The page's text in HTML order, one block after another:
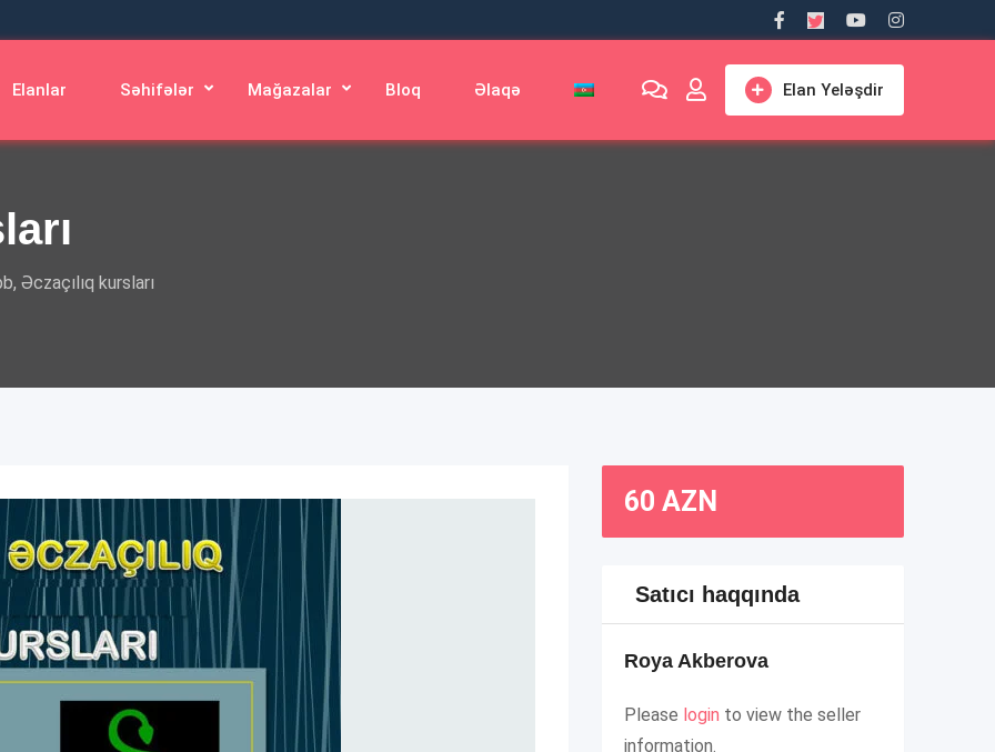
Elan Yeləşdir
Elanlar Səhifələr Mağazalar Bloq Əlaqə
Əczaçılıq kursları
60 AZN
Satıcı haqqında
Roya Akberova
Please login to view the seller
information.